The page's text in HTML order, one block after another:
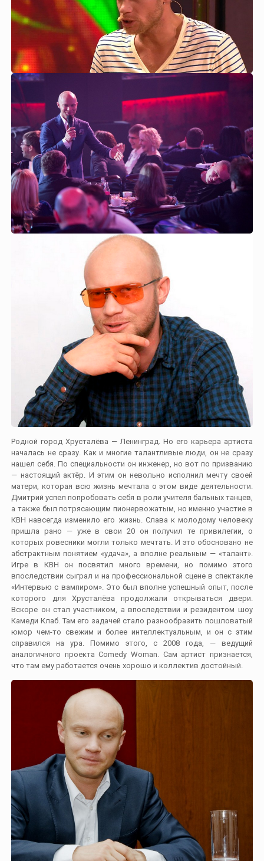
Родной город Хрусталёва — Ленинград. Но его карьера артиста
началась не сразу. Как и многие талантливые люди, он не сразу
нашел себя. По специальности он инженер, но вот по призванию
— настоящий актёр. И этим он невольно исполнил мечту своей
матери, которая всю жизнь мечтала о этом виде деятельности.
Дмитрий успел попробовать себя в роли учителя бальных танцев,
а также был потрясающим пионервожатым, но именно участие в
КВН навсегда изменило его жизнь. Слава к молодому человеку
пришла рано — уже в свои 20 он получил те привилегии, о
которых ровесники могли только мечтать. И это обосновано не
абстрактным понятием «удача», а вполне реальным — «талант».
Игре в КВН он посвятил много времени, но помимо этого
впоследствии сыграл и на профессиональной сцене в спектакле
«Интервью с вампиром». Это был вполне успешный опыт, после
которого для Хрусталёва продолжали открываться двери.
Вскоре он стал участником, а впоследствии и резидентом шоу
Камеди Клаб. Там его задачей стало разнообразить пошловатый
юмор чем-то свежим и более интеллектуальным, и он с этим
справился на ура. Помимо этого, с 2008 года, — ведущий
аналогичного проекта Comedy Woman. Сам артист признается,
что там ему работается очень хорошо и коллектив достойный.